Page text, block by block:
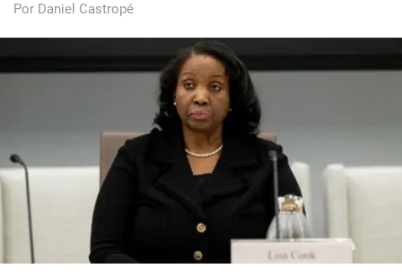
Por Daniel Castropé